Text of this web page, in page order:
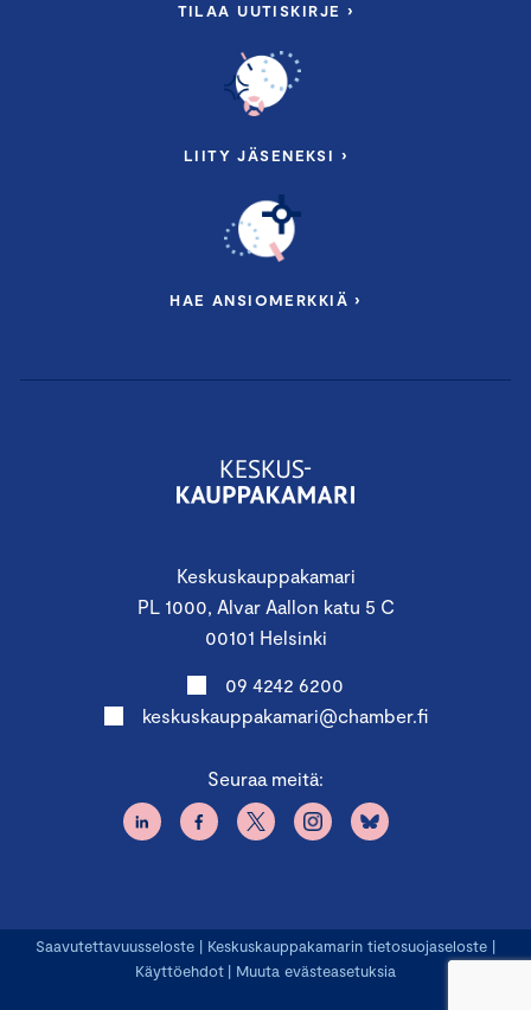
Keskuskauppakamari
PL 1000, Alvar Aallon katu 5 C
00101 Helsinki
09 4242 6200
keskuskauppakamari@chamber.fi
Seuraa meitä:
TILAA UUTISKIRJE ›
LIITY JÄSENEKSI ›
HAE ANSIOMERKKIÄ ›
Saavutettavuusseloste | Keskuskauppakamarin tietosuojaseloste |
Käyttöehdot | Muuta evästeasetuksia